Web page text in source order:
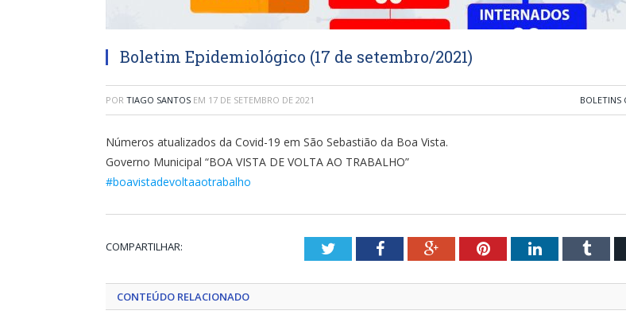
Boletim Epidemiológico (17 de setembro/2021)
POR TIAGO SANTOS EM 17 DE SETEMBRO DE 2021 BOLETINS
Números atualizados da Covid-19 em São Sebastião da Boa Vista.
Governo Municipal “BOA VISTA DE VOLTA AO TRABALHO”
#boavistadevoltaaotrabalho
COMPARTILHAR: TwitterFacebookGoogle+PinterestLinkedIn
CONTEÚDO RELACIONADO